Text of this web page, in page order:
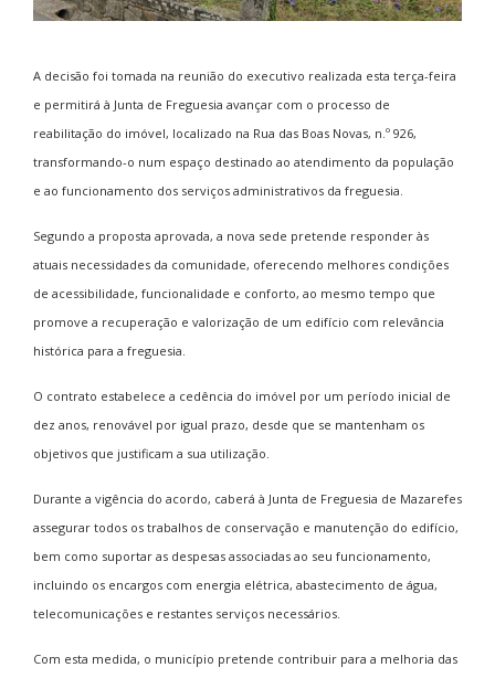
A decisão foi tomada na reunião do executivo realizada esta terça-feira
e permitirá à Junta de Freguesia avançar com o processo de
reabilitação do imóvel, localizado na Rua das Boas Novas, n.º 926,
transformando-o num espaço destinado ao atendimento da população
e ao funcionamento dos serviços administrativos da freguesia.
Segundo a proposta aprovada, a nova sede pretende responder às
atuais necessidades da comunidade, oferecendo melhores condições
de acessibilidade, funcionalidade e conforto, ao mesmo tempo que
promove a recuperação e valorização de um edifício com relevância
histórica para a freguesia.
O contrato estabelece a cedência do imóvel por um período inicial de
dez anos, renovável por igual prazo, desde que se mantenham os
objetivos que justificam a sua utilização.
Durante a vigência do acordo, caberá à Junta de Freguesia de Mazarefes
assegurar todos os trabalhos de conservação e manutenção do edifício,
bem como suportar as despesas associadas ao seu funcionamento,
incluindo os encargos com energia elétrica, abastecimento de água,
telecomunicações e restantes serviços necessários.
Com esta medida, o município pretende contribuir para a melhoria das